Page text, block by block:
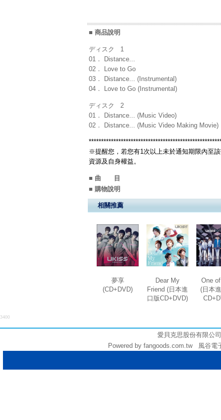
■ 商品說明
ディスク 1
01． Distance...
02． Love to Go
03． Distance... (Instrumental)
04． Love to Go (Instrumental)
ディスク 2
01． Distance... (Music Video)
02． Distance... (Music Video Making Movie)
※提醒您，若您有1次以上未於通知期限內至
資源及自身權益。
■ 曲 目
■ 購物說明
相關推薦
夢享
(CD+DVD)
Dear My
Friend (日本進
口版CD+DVD)
One
(日本
3400
愛貝克思股份有限
Powered by fangoods.com.tw 風谷電子商